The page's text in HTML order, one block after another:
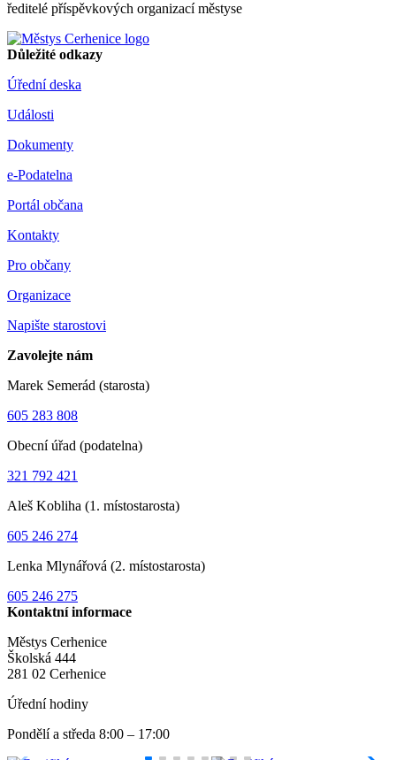
ředitelé příspěvkových organizací městyse
Důležité odkazy
Úřední deska
Události
Dokumenty
e-Podatelna
Portál občana
Kontakty
Pro občany
Organizace
Napište starostovi
Zavolejte nám
Marek Semerád (starosta)
605 283 808
Obecní úřad (podatelna)
321 792 421
Aleš Kobliha (1. místostarosta)
605 246 274
Lenka Mlynářová (2. místostarosta)
605 246 275
Kontaktní informace
Městys Cerhenice
Školská 444
281 02 Cerhenice
Úřední hodiny
Pondělí a středa 8:00 – 17:00